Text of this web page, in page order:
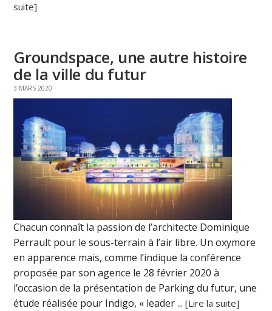
suite]
Groundspace, une autre histoire
de la ville du futur
3 MARS 2020
Chacun connaît la passion de l’architecte Dominique
Perrault pour le sous-terrain à l’air libre. Un oxymore
en apparence mais, comme l’indique la conférence
proposée par son agence le 28 février 2020 à
l’occasion de la présentation de Parking du futur, une
étude réalisée pour Indigo, « leader ...[Lire la suite]